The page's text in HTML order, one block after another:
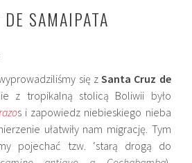
DE SAMAIPATA
się zSanta Cruz de
z tropikalną stolicą Boliwii było
s i zapowiedz niebieskiego nieba
ułatwiły nam migrację. Tym
pojechać tzw. ‘starą drogą do